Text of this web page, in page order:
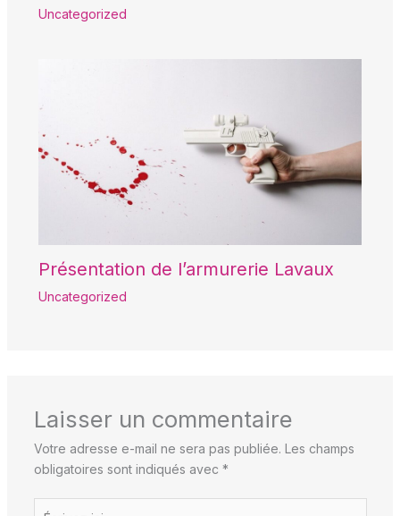
Uncategorized
Présentation de l’armurerie Lavaux
Uncategorized
Laisser un commentaire
Votre adresse e-mail ne sera pas publiée. Les champs
obligatoires sont indiqués avec *
Écrivez